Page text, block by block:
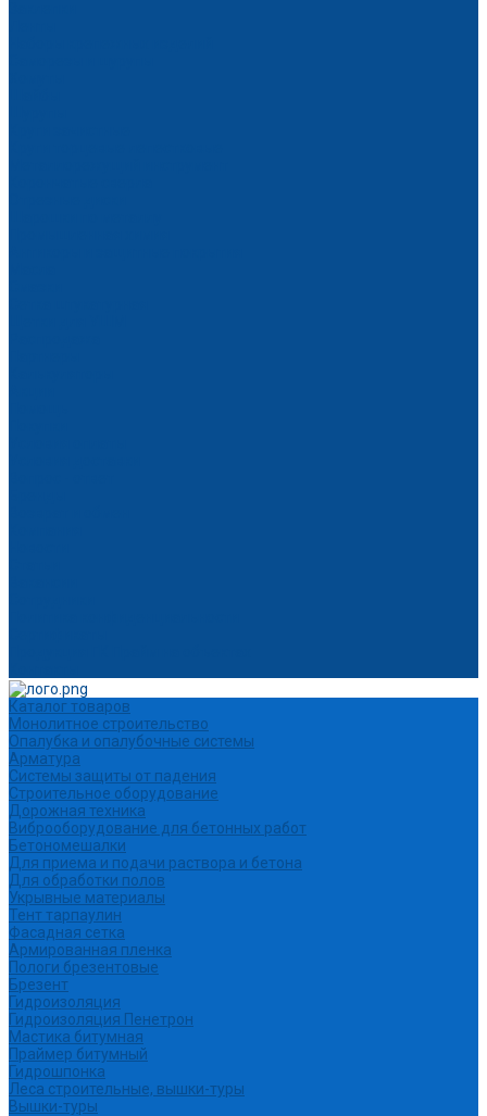
Каталог товаров
Монолитное строительство
Опалубка и опалубочные системы
Арматура
Системы защиты от падения
Строительное оборудование
Дорожная техника
Виброоборудование для бетонных работ
Бетономешалки
Для приема и подачи раствора и бетона
Для обработки полов
Укрывные материалы
Тент тарпаулин
Фасадная сетка
Армированная пленка
Пологи брезентовые
Брезент
Гидроизоляция
Гидроизоляция Пенетрон
Мастика битумная
Праймер битумный
Гидрошпонка
Леса строительные, вышки-туры
Вышки-туры